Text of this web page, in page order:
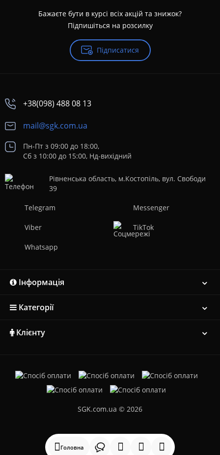
Головна
Бажаєте бути в курсі всіх акцій та знижок?
Підпишіться на розсилку
Підписатися
+38(098) 488 08 13
mail@sgk.com.ua
Пн-Пт з 09:00 до 18:00,
Сб з 10:00 до 15:00, Нд-вихідний
Рівненська область, м.Костопіль, вул. Свободи
39
Telegram
Viber
Whatsapp
Messenger
TikTok
Інформація
Категорії
Клієнту
SGK.com.ua © 2026